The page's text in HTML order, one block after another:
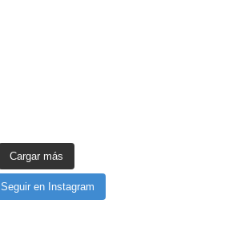
Cargar más
Seguir en Instagram